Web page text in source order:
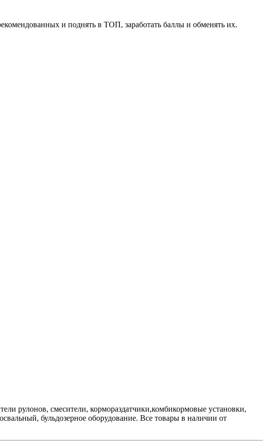
и поднять в ТОП, заработать баллы и обменять их.
рулонов, смесители, кормораздатчики,комбикормовые установки,
бульдозерное оборудование. Все товары в наличии от